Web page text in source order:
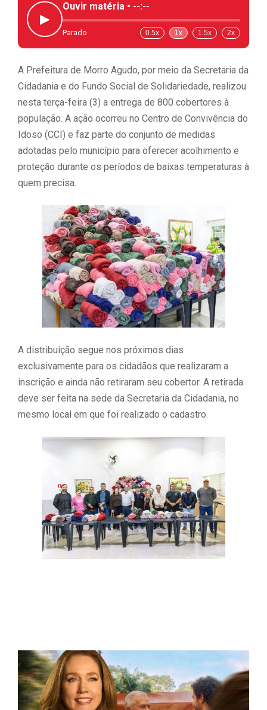
▶
Ouvir matéria • --:--
Parado 0.5x 1x 1.5x 2x
A Prefeitura de Morro Agudo, por meio da Secretaria da
Cidadania e do Fundo Social de Solidariedade, realizou
nesta terça-feira (3) a entrega de 800 cobertores à
população. A ação ocorreu no Centro de Convivência do
Idoso (CCI) e faz parte do conjunto de medidas
adotadas pelo município para oferecer acolhimento e
proteção durante os períodos de baixas temperaturas à
quem precisa.
A distribuição segue nos próximos dias
exclusivamente para os cidadãos que realizaram a
inscrição e ainda não retiraram seu cobertor. A retirada
deve ser feita na sede da Secretaria da Cidadania, no
mesmo local em que foi realizado o cadastro.